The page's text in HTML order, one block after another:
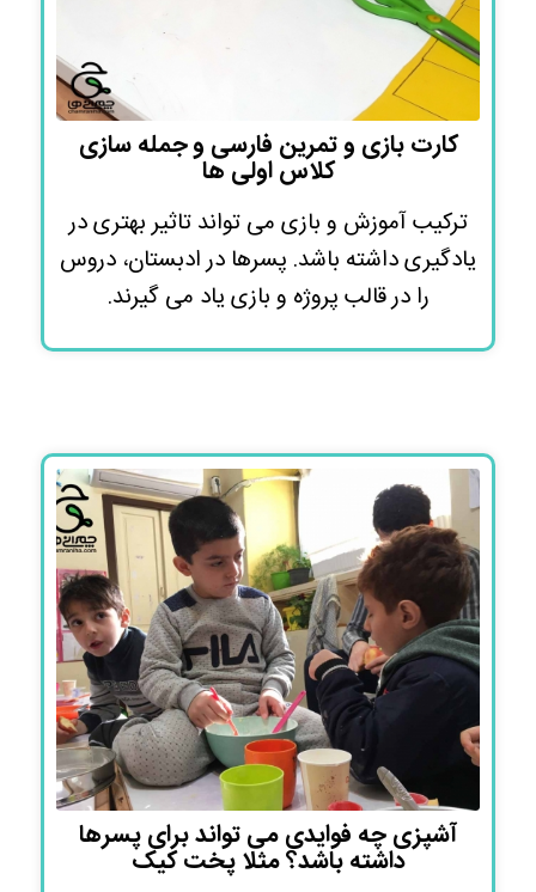
کارت بازی و تمرین فارسی و جمله سازی
کلاس اولی ها
ترکیب آموزش و بازی می تواند تاثیر بهتری در
یادگیری داشته باشد. پسرها در ادبستان، دروس
را در قالب پروژه و بازی یاد می گیرند.
آشپزی چه فوایدی می تواند برای پسرها
داشته باشد؟ مثلا پخت کیک